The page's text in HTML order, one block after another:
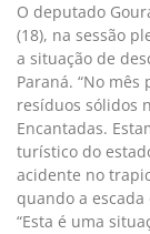
O deputado
(18), na sessão
a situação de
Paraná. “No
resíduos sólidos
Encantadas.
turístico do
acidente no
quando a
“Esta é uma